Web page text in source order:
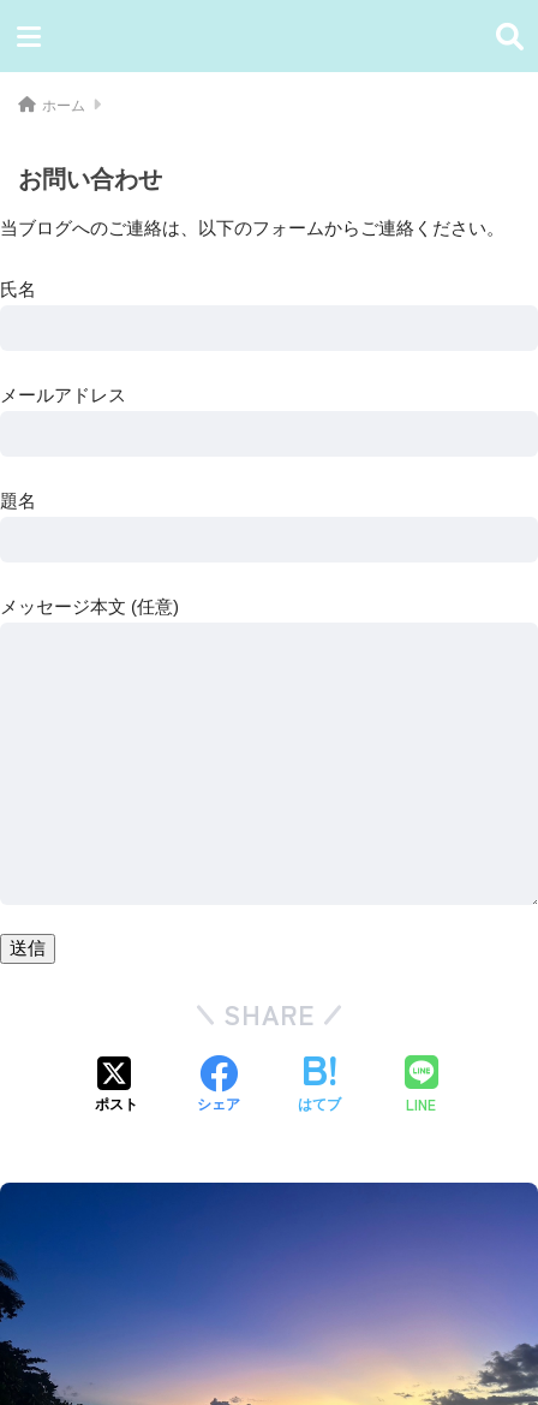
ホーム
お問い合わせ
当ブログへのご連絡は、以下のフォームからご連絡ください。
氏名
メールアドレス
題名
メッセージ本文 (任意)
SHARE
ポスト シェア はてブ LINE